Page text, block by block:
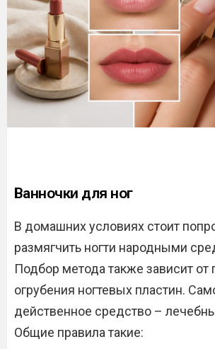
Ванночки для ног
В домашних условиях стоит
размягчить ногти народными
Подбор метода также зависит от
огрубения ногтевых пластин.
действенное средство –
Общие правила такие: